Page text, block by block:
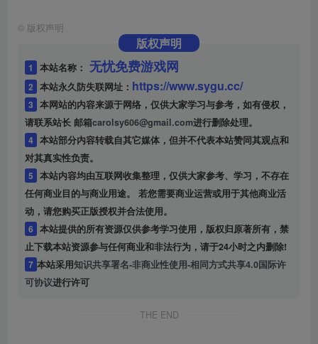
© 版权声明
版权声明
1 本站名称： 无忧免费游戏网
2 本站永久防失联网址： https://www.sygu.cc/
3 本网站的内容来源于网络，仅供大家学习与参考，如有侵权，
请联系站长 邮箱carolsy606@gmail.com进行删除处理。
4 本站部分内容转载自其它媒体，但并不代表本站赞同其观点和
对其真实性负责。
5
任何商业目的与商业用途。 若您需要商业运营或用于其他商业活
动，请您购买正版授权并合法使用。
6 本站提供的所有资源仅供参考学习使用，版权归原著所有，禁
止下载本站资源参与任何商业和非法行为，请于24小时之内删除!
7 本站采用知识共享署名-非商业性使用-相同方式共享4.0国际许
可协议进行许可
THE END